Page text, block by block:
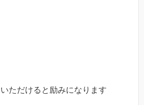
ただけると励みになります